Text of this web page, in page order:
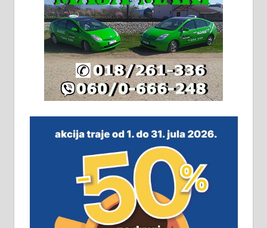
Издајем комплетно опремљену
халу на Житковачком путу, на
плацу површине око 7 ари.
064/321-80-51; 063/102-35-25
На продају легализована, нова,
м2 са плацем од 8 ари у Зеленом
виру у Алексинцу. Могућа
замена. 064/21-63-584
ПОСЛОВНИ ОГЛАСИ